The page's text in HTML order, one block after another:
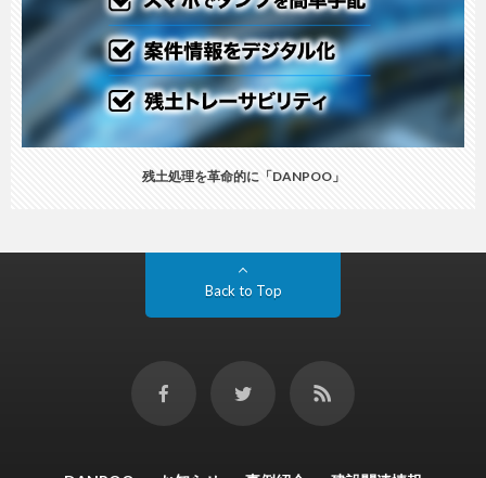
残土処理を革命的に「DANPOO」
Back to Top